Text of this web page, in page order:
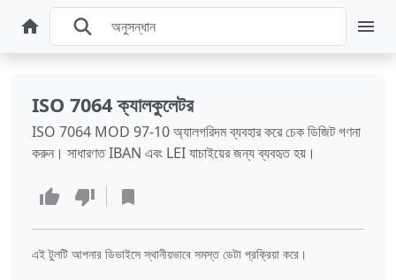
ISO 7064 ক্যালকুলেটর
ISO 7064 MOD 97-10 অ্যালগরিদম ব্যবহার করে চেক ডিজিট গণনা
করুন। সাধারণত IBAN এবং LEI যাচাইয়ের জন্য ব্যবহৃত হয়।
এই টুলটি আপনার ডিভাইসে স্থানীয়ভাবে সমস্ত ডেটা প্রক্রিয়া করে।